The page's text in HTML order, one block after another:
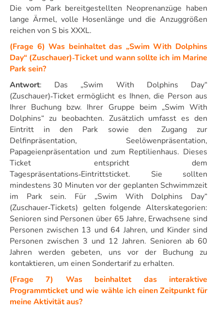
Die vom Park bereitgestellten Neoprenanzüge haben
lange Ärmel, volle Hosenlänge und die Anzuggrößen
reichen von S bis XXXL.
(Frage 6) Was beinhaltet das „Swim With Dolphins
Day“ (Zuschauer)‑Ticket und wann sollte ich im Marine
Park sein?
Antwort: Das „Swim With Dolphins Day“
(Zuschauer)‑Ticket ermöglicht es Ihnen, die Person aus
Ihrer Buchung bzw. Ihrer Gruppe beim „Swim With
Dolphins“ zu beobachten. Zusätzlich umfasst es den
Eintritt in den Park sowie den Zugang zur
Delfinpräsentation, Seelöwenpräsentation,
Papageienpräsentation und zum Reptilienhaus. Dieses
Ticket entspricht dem
Tagespräsentations‑Eintrittsticket. Sie sollten
mindestens 30 Minuten vor der geplanten Schwimmzeit
im Park sein. Für „Swim With Dolphins Day“
(Zuschauer‑Tickets) gelten folgende Alterskategorien:
Senioren sind Personen über 65 Jahre, Erwachsene sind
Personen zwischen 13 und 64 Jahren, und Kinder sind
Personen zwischen 3 und 12 Jahren. Senioren ab 60
Jahren werden gebeten, uns vor der Buchung zu
kontaktieren, um einen Sondertarif zu erhalten.
(Frage 7) Was beinhaltet das interaktive
Programmticket und wie wähle ich einen Zeitpunkt für
meine Aktivität aus?